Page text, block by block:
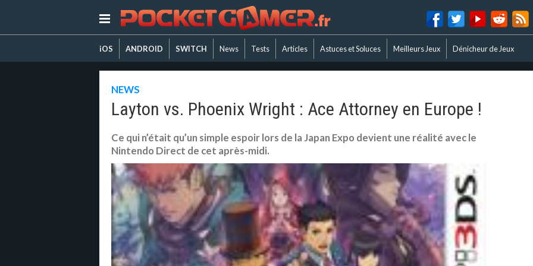
iOS ANDROID SWITCH News Tests Articles Astuces et Soluces Meilleurs Jeux Dénicheur de Jeux
NEWS
Layton vs. Phoenix Wright : Ace Attorney en Europe !
Ce qui n’était qu’un simple espoir lors de la Japan Expo devient une réalité avec le
Nintendo Direct de cet après-midi.